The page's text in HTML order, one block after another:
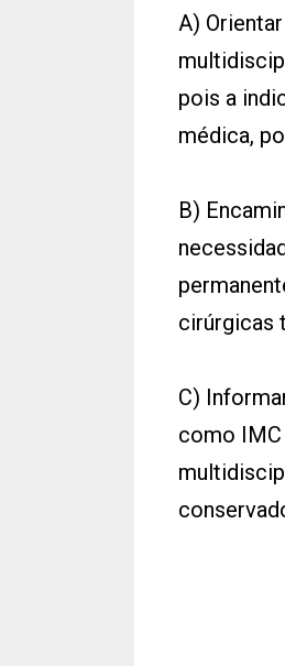
A)
pois a
médica,
B)
cirúrgicas
C)
como IMC